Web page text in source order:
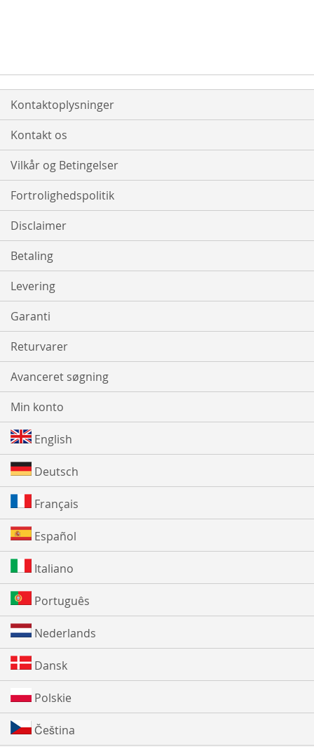
Kontaktoplysninger
Kontakt os
Vilkår og Betingelser
Fortrolighedspolitik
Disclaimer
Betaling
Levering
Garanti
Returvarer
Avanceret søgning
Min konto
English
Deutsch
Français
Español
Italiano
Português
Nederlands
Dansk
Polskie
Čeština